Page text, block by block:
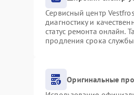
Сервисный центр
диагностику и
статус ремонта онлайн.
продления срока
Оригинальные